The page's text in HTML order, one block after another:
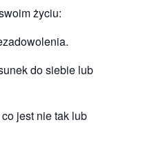
życiu:
do siebie lub
jest nie tak lub